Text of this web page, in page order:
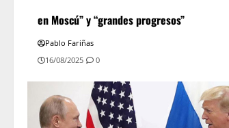
en Moscú” y “grandes progresos”
Pablo Fariñas
16/08/2025
0